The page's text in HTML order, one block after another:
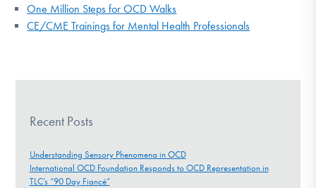
One Million Steps for OCD Walks
CE/CME Trainings for Mental Health Professionals
Recent Posts
Understanding Sensory Phenomena in OCD
International OCD Foundation Responds to OCD Representation in
TLC’s “90 Day Fiancé”